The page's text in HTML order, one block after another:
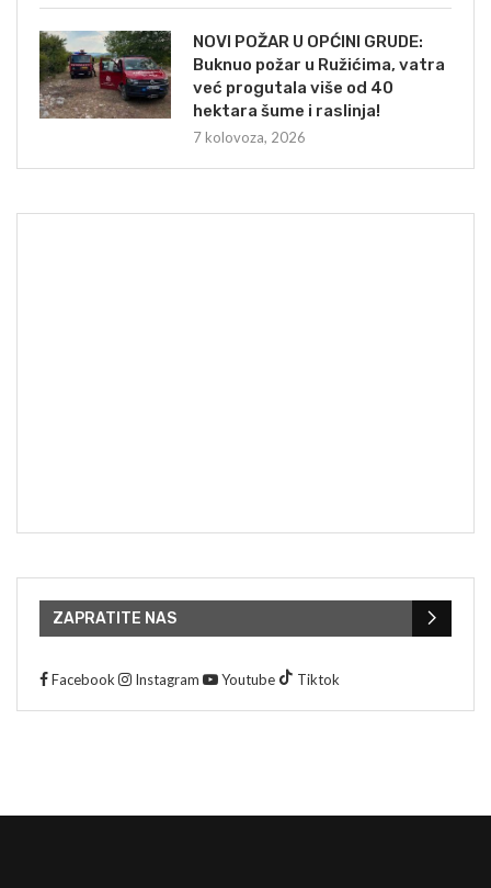
NOVI POŽAR U OPĆINI GRUDE:
Buknuo požar u Ružićima, vatra
već progutala više od 40
hektara šume i raslinja!
7 kolovoza, 2026
ZAPRATITE NAS
Facebook Instagram Youtube Tiktok